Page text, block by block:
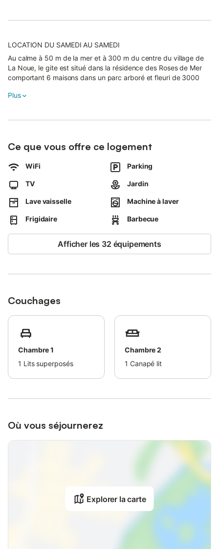
LOCATION DU SAMEDI AU SAMEDI
Au calme à 50 m de la mer et à 300 m du centre du village de
La Noue, le gite est situé dans la résidence des Roses de Mer
comportant 6 maisons dans un parc arboré et fleuri de 3000
de jardin, lits de soleil et barbecue, terrasse couverte de 12 m2
Plus
Ce que vous offre ce logement
WiFi Parking
TV Jardin
Lave vaisselle Machine à laver
Frigidaire Barbecue
Afficher les 32 équipements
Couchages
Chambre 1
1 Lits superposés
Chambre 2
1 Canapé lit
Où vous séjournerez
Explorer la carte